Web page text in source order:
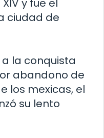
y fue el
ciudad de
la conquista
abandono de
los mexicas, el
su lento